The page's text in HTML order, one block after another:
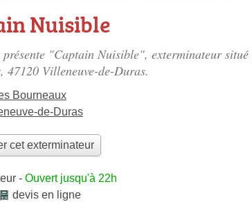
Nuisible
présente "Captain Nuisible", exterminateur situé
, 47120 Villeneuve-de-Duras.
Bourneaux
de-Duras
cet exterminateur
- Ouvert jusqu'à 22h
devis en ligne